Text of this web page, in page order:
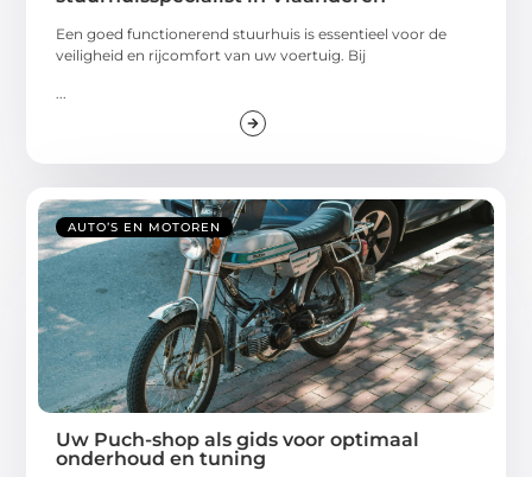
Een goed functionerend stuurhuis is essentieel voor de
veiligheid en rijcomfort van uw voertuig. Bij
...
AUTO’S EN MOTOREN
Uw Puch-shop als gids voor optimaal
onderhoud en tuning